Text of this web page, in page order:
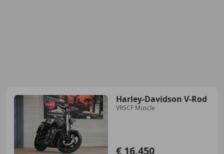
Harley-Davidson V-Rod
VRSCF Muscle
€ 16.450